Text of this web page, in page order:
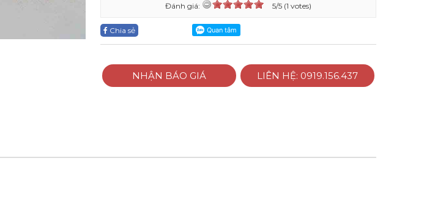
Đánh giá: 5/5 (1 votes)
Chia sẻ
NHẬN BÁO GIÁ LIÊN HỆ: 0919.156.437